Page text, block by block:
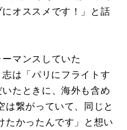
オススメです！」と話
マンスしていた
は「パリにフライトす
たときに、海外も含め
は繋がっていて、同じと
たかったんです」と想い